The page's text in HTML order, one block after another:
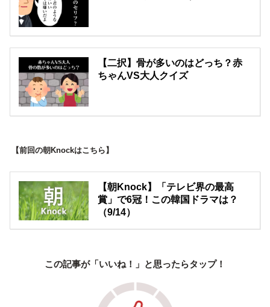
【二択】骨が多いのはどっち？赤
ちゃんVS大人クイズ
【前回の朝Knockはこちら】
【朝Knock】「テレビ界の最高
賞」で6冠！この韓国ドラマは？
（9/14）
この記事が「いいね！」と思ったらタップ！